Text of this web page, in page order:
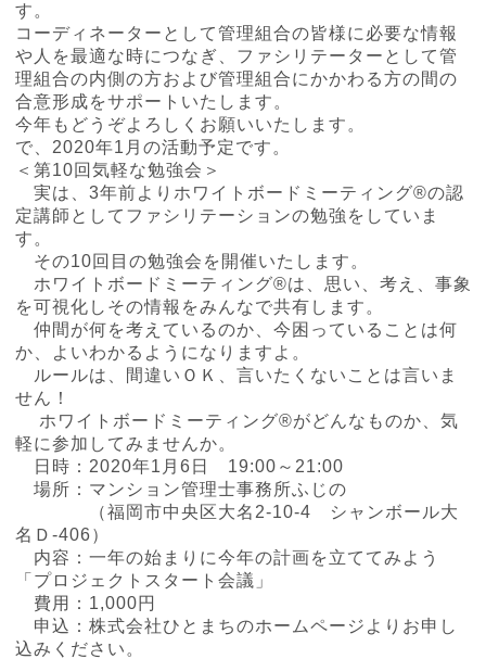
す。
コーディネーターとして管理組合の皆様に必要な情報
や人を最適な時につなぎ、ファシリテーターとして管
理組合の内側の方および管理組合にかかわる方の間の
合意形成をサポートいたします。
今年もどうぞよろしくお願いいたします。
で、2020年1月の活動予定です。
＜第10回気軽な勉強会＞
実は、3年前よりホワイトボードミーティング®の認
定講師としてファシリテーションの勉強をしていま
す。
その10回目の勉強会を開催いたします。
ホワイトボードミーティング®は、思い、考え、事象
を可視化しその情報をみんなで共有します。
仲間が何を考えているのか、今困っていることは何
か、よいわかるようになりますよ。
ルールは、間違いＯＫ、言いたくないことは言いま
せん！
ホワイトボードミーティング®がどんなものか、気
軽に参加してみませんか。
日時：2020年1月6日 19:00～21:00
場所：マンション管理士事務所ふじの
（福岡市中央区大名2-10-4 シャンボール大
名Ｄ-406）
内容：一年の始まりに今年の計画を立ててみよう
「プロジェクトスタート会議」
費用：1,000円
申込：株式会社ひとまちのホームページよりお申し
込みください。